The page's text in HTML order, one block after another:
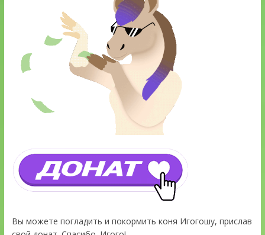
Вы можете погладить и покормить коня Игогошу, прислав